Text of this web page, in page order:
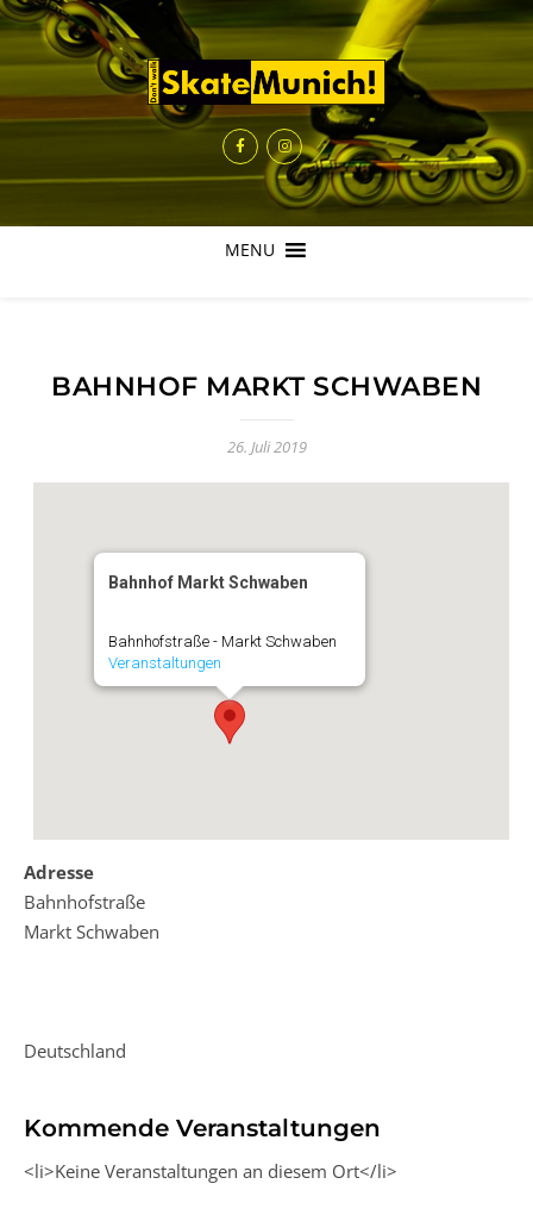
MENU
BAHNHOF MARKT SCHWABEN
26. Juli 2019
Bahnhof Markt Schwaben
Bahnhofstraße - Markt Schwaben
Veranstaltungen
Adresse
Bahnhofstraße
Markt Schwaben
Deutschland
Kommende Veranstaltungen
<li>Keine Veranstaltungen an diesem Ort</li>